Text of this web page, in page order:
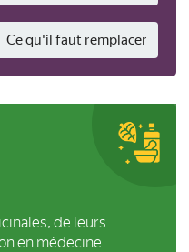
Ce qu'il faut remplacer
de leurs
en médecine